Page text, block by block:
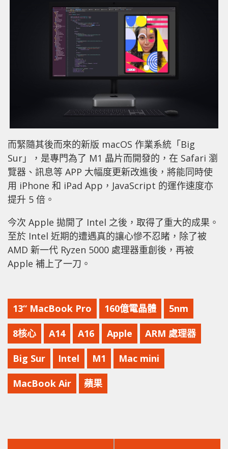
而緊隨其後而來的新版 macOS 作業系統「Big
Sur」，是專門為了 M1 晶片而開發的，在 Safari 瀏
覽器、訊息等 APP 大幅度更新改進後，將能同時使
用 iPhone 和 iPad App，JavaScript 的運作速度亦
提升 5 倍。
今次 Apple 拋開了 Intel 之後，取得了重大的成果。
至於 Intel 近期的遭遇真的讓心慘不忍睹，除了被
AMD 新一代 Ryzen 5000 處理器重創後，再被
Apple 補上了一刀。
13“ MacBook Pro 160億電晶體 5nm
8核心 A14 A16 Apple ARM 處理器
Big Sur Intel M1 Mac mini
MacBook Air 蘋果